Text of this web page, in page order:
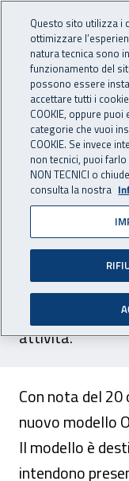
INAIL -
Navigazione -
Home Inail comunica
OT24
Con nota del
nuovo
alle imprese
di riduzione
interventi di
attività.
Con nota del
nuovo modello
Il modello è
intendono
Questo sito utilizza i
ottimizzare
natura tecnica sono
funzionamento del
possono essere
accettare tutti i
COOKIE, oppure
categorie che vuoi
COOKIE. Se invece
non tecnici, puoi farlo
NON TECNICI o
consulta la nostra